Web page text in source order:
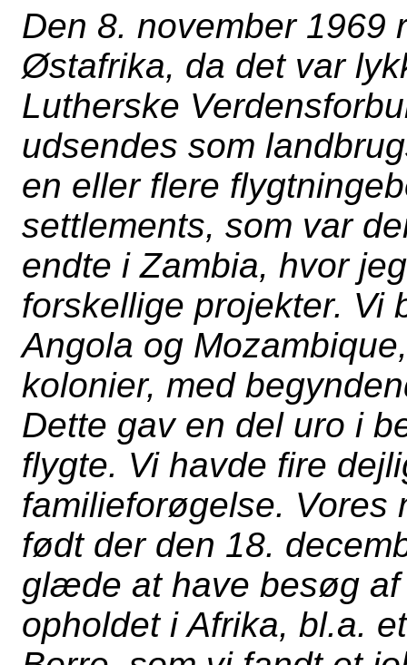
Den 8. november 1969
Østafrika, da det var
Lutherske
udsendes som
en eller flere
settlements, som var
endte i Zambia, hvor
forskellige projekter. Vi
Angola og Mozambique
kolonier, med
Dette gav en del uro i
flygte. Vi havde fire
familieforøgelse. Vores
født der den 18.
glæde at have besøg
opholdet i Afrika, bl.a.